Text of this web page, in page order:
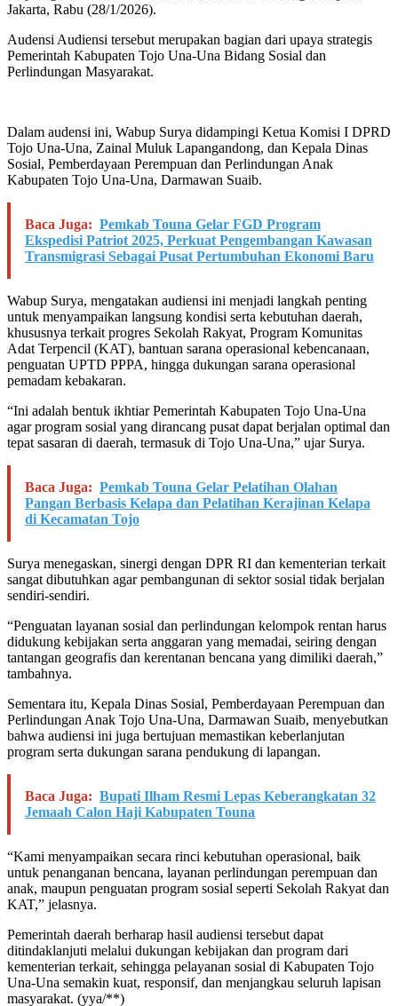
Jakarta, Rabu (28/1/2026).
Audensi Audiensi tersebut merupakan bagian dari upaya strategis
Pemerintah Kabupaten Tojo Una-Una Bidang Sosial dan
Perlindungan Masyarakat.
Dalam audensi ini, Wabup Surya didampingi Ketua Komisi I DPRD
Tojo Una-Una, Zainal Muluk Lapangandong, dan Kepala Dinas
Sosial, Pemberdayaan Perempuan dan Perlindungan Anak
Kabupaten Tojo Una-Una, Darmawan Suaib.
Baca Juga: Pemkab Touna Gelar FGD Program
Ekspedisi Patriot 2025, Perkuat Pengembangan Kawasan
Transmigrasi Sebagai Pusat Pertumbuhan Ekonomi Baru
Wabup Surya, mengatakan audiensi ini menjadi langkah penting
untuk menyampaikan langsung kondisi serta kebutuhan daerah,
khususnya terkait progres Sekolah Rakyat, Program Komunitas
Adat Terpencil (KAT), bantuan sarana operasional kebencanaan,
penguatan UPTD PPPA, hingga dukungan sarana operasional
pemadam kebakaran.
“Ini adalah bentuk ikhtiar Pemerintah Kabupaten Tojo Una-Una
agar program sosial yang dirancang pusat dapat berjalan optimal dan
tepat sasaran di daerah, termasuk di Tojo Una-Una,” ujar Surya.
Baca Juga: Pemkab Touna Gelar Pelatihan Olahan
Pangan Berbasis Kelapa dan Pelatihan Kerajinan Kelapa
di Kecamatan Tojo
Surya menegaskan, sinergi dengan DPR RI dan kementerian terkait
sangat dibutuhkan agar pembangunan di sektor sosial tidak berjalan
sendiri-sendiri.
“Penguatan layanan sosial dan perlindungan kelompok rentan harus
didukung kebijakan serta anggaran yang memadai, seiring dengan
tantangan geografis dan kerentanan bencana yang dimiliki daerah,”
tambahnya.
Sementara itu, Kepala Dinas Sosial, Pemberdayaan Perempuan dan
Perlindungan Anak Tojo Una-Una, Darmawan Suaib, menyebutkan
bahwa audiensi ini juga bertujuan memastikan keberlanjutan
program serta dukungan sarana pendukung di lapangan.
Baca Juga: Bupati Ilham Resmi Lepas Keberangkatan 32
Jemaah Calon Haji Kabupaten Touna
“Kami menyampaikan secara rinci kebutuhan operasional, baik
untuk penanganan bencana, layanan perlindungan perempuan dan
anak, maupun penguatan program sosial seperti Sekolah Rakyat dan
KAT,” jelasnya.
Pemerintah daerah berharap hasil audiensi tersebut dapat
ditindaklanjuti melalui dukungan kebijakan dan program dari
kementerian terkait, sehingga pelayanan sosial di Kabupaten Tojo
Una-Una semakin kuat, responsif, dan menjangkau seluruh lapisan
masyarakat. (yya/**)